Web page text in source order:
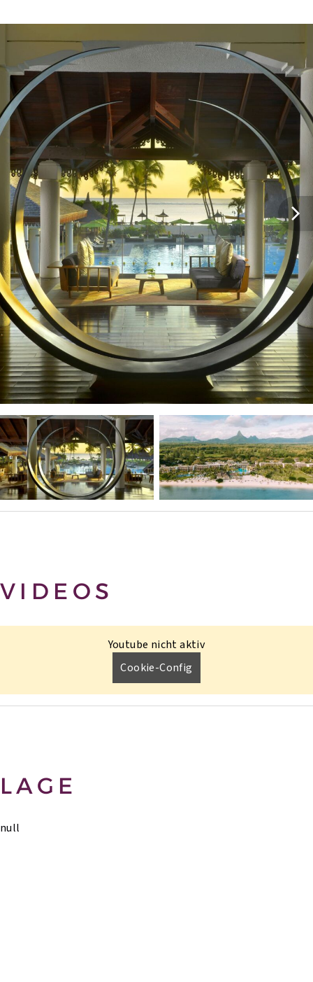
VIDEOS
Youtube nicht aktiv
Cookie-Config
LAGE
null